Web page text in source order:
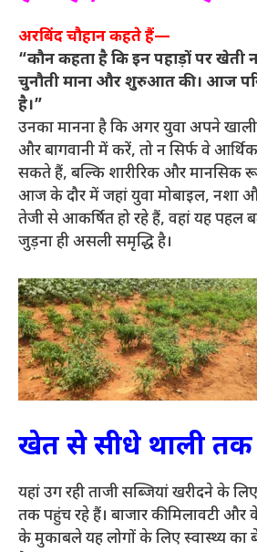
अरबिंद चौहान कहते हैं—
“कौन कहता है कि इन पहाड़ों पर खेती
चुनौती माना और शुरुआत की। आज
है।”
उनका मानना है कि अगर युवा अपने
और बागवानी में करें, तो न सिर्फ वे
सकते हैं, बल्कि शारीरिक और मानसिक
आज के दौर में जहां युवा मोबाइल, नशा
तेजी से आकर्षित हो रहे हैं, वहां यह पहल
जुड़ना ही असली समृद्धि है।
खेत से सीधे थाली तक
यहां उग रही ताजी सब्जियां खरीदने के
तक पहुंच रहे हैं। बाजार की मिलावटी और
के मुकाबले यह लोगों के लिए स्वास्थ्य का